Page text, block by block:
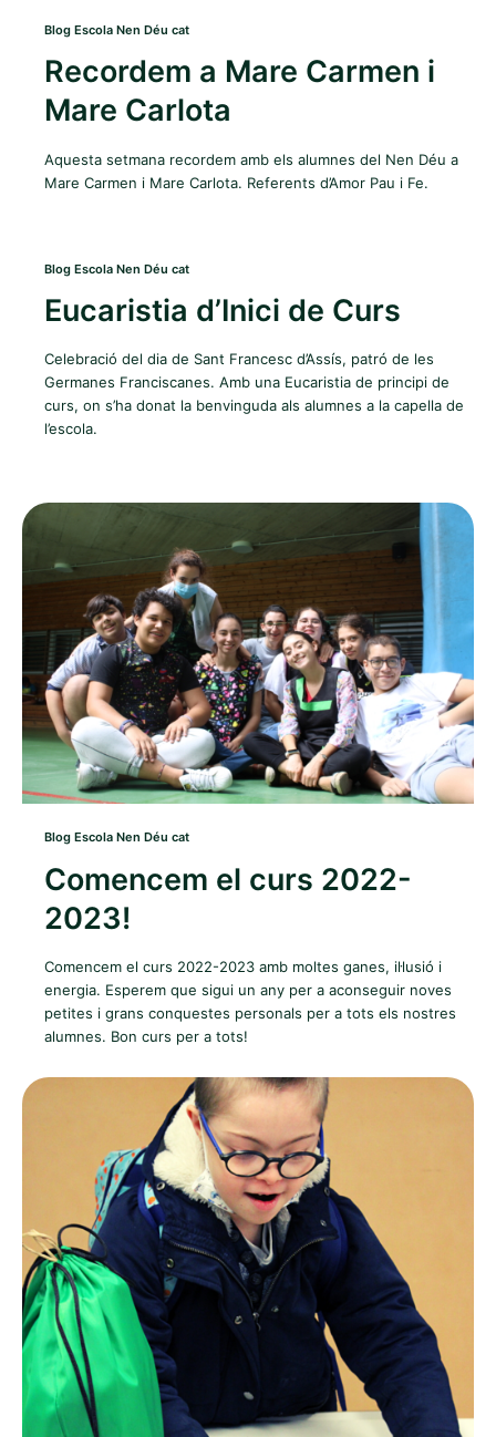
Blog Escola Nen Déu cat
Recordem a Mare Carmen i
Mare Carlota
Aquesta setmana recordem amb els alumnes del Nen Déu a
Mare Carmen i Mare Carlota. Referents d’Amor Pau i Fe.
Blog Escola Nen Déu cat
Eucaristia d’Inici de Curs
Celebració del dia de Sant Francesc d’Assís, patró de les
Germanes Franciscanes. Amb una Eucaristia de principi de
curs, on s’ha donat la benvinguda als alumnes a la capella de
l’escola.
Blog Escola Nen Déu cat
Comencem el curs 2022-
2023!
Comencem el curs 2022-2023 amb moltes ganes, il·lusió i
energia. Esperem que sigui un any per a aconseguir noves
petites i grans conquestes personals per a tots els nostres
alumnes. Bon curs per a tots!